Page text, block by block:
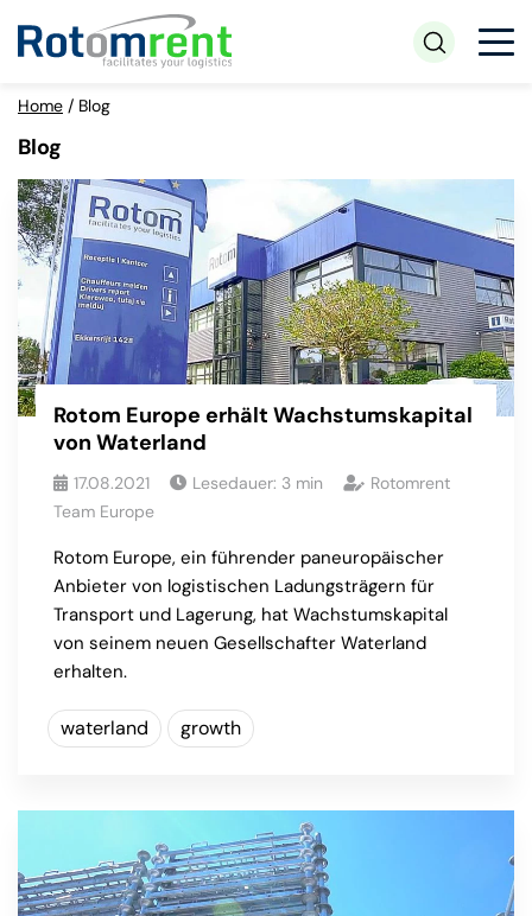
Home / Blog
Blog
Rotom Europe erhält Wachstumskapital
von Waterland
17.08.2021 Lesedauer: 3 min
Rotomrent
Team Europe
Rotom Europe, ein führender paneuropäischer
Anbieter von logistischen Ladungsträgern für
Transport und Lagerung, hat Wachstumskapital
von seinem neuen Gesellschafter Waterland
erhalten.
waterland growth